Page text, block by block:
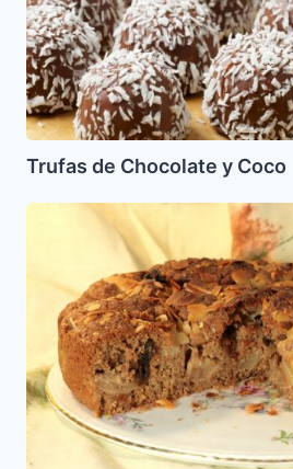
Coco
Trufas de Chocolate y Coco
Torta
Almendras
Datiles